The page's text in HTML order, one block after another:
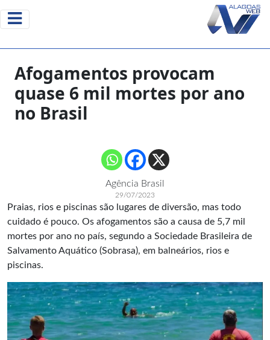
Afogamentos provocam
quase 6 mil mortes por ano
no Brasil
Agência Brasil
29/07/2023
Praias, rios e piscinas são lugares de diversão, mas todo
cuidado é pouco. Os afogamentos são a causa de 5,7 mil
mortes por ano no país, segundo a Sociedade Brasileira de
Salvamento Aquático (Sobrasa), em balneários, rios e
piscinas.